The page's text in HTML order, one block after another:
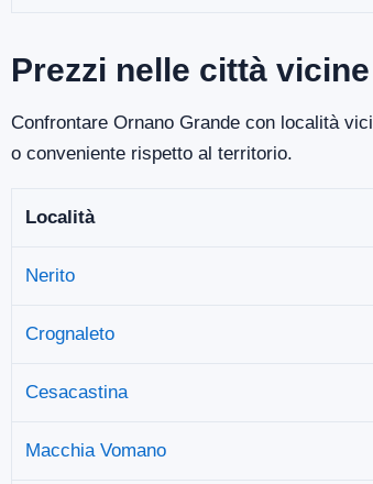
Prezzi nelle città
Confrontare Ornano Grande con località
o conveniente rispetto al territorio.
Località
Nerito
Crognaleto
Cesacastina
Macchia Vomano